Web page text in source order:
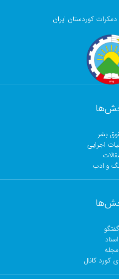
کوردستان ایران
بشر
اجرایی
و ادب
گفتگو
اسناد
مجلە
کورد کانال